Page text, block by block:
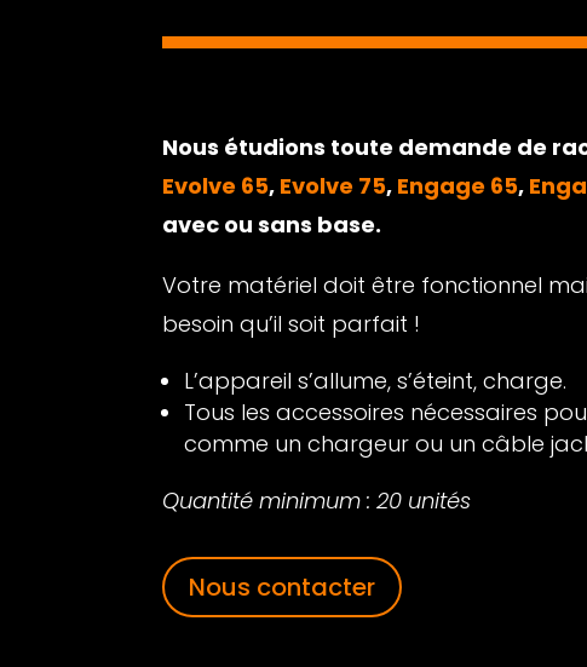
Nous étudions toute demande de
Evolve 65, Evolve 75, Engage 65,
avec ou sans base.
Votre matériel doit être fonctionnel
besoin qu’il soit parfait !
L’appareil s’allume, s’éteint, charge.
Tous les accessoires nécessaires
comme un chargeur ou un câble
Quantité minimum : 20 unités
Nous contacter